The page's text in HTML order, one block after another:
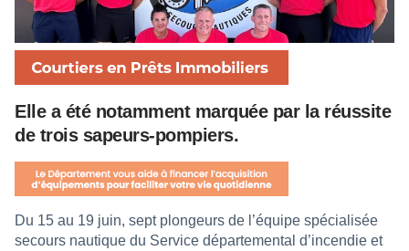
Elle a été notamment marquée par la réussite
de trois sapeurs-pompiers.
Du 15 au 19 juin, sept plongeurs de l’équipe spécialisée
secours nautique du Service départemental d’incendie et